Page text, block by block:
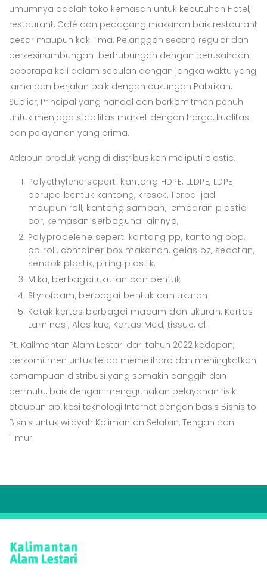
umumnya adalah toko kemasan untuk kebutuhan Hotel,
restaurant, Café dan pedagang makanan baik restaurant
besar maupun kaki lima. Pelanggan secara regular dan
berkesinambungan berhubungan dengan perusahaan
beberapa kali dalam sebulan dengan jangka waktu yang
lama dan berjalan baik dengan dukungan Pabrikan,
Suplier, Principal yang handal dan berkomitmen penuh
untuk menjaga stabilitas market dengan harga, kualitas
dan pelayanan yang prima.
Adapun produk yang di distribusikan meliputi plastic:
Polyethylene seperti kantong HDPE, LLDPE, LDPE
berupa bentuk kantong, kresek, Terpal jadi
maupun roll, kantong sampah, lembaran plastic
cor, kemasan serbaguna lainnya,
Polypropelene seperti kantong pp, kantong opp,
pp roll, container box makanan, gelas oz, sedotan,
sendok plastik, piring plastik.
Mika, berbagai ukuran dan bentuk
Styrofoam, berbagai bentuk dan ukuran
Kotak kertas berbagai macam dan ukuran, Kertas
Laminasi, Alas kue, Kertas Mcd, tissue, dll
Pt. Kalimantan Alam Lestari dari tahun 2022 kedepan,
berkomitmen untuk tetap memelihara dan meningkatkan
kemampuan distribusi yang semakin canggih dan
bermutu, baik dengan menggunakan pelayanan fisik
ataupun aplikasi teknologi Internet dengan basis Bisnis to
Bisnis untuk wilayah Kalimantan Selatan, Tengah dan
Timur.